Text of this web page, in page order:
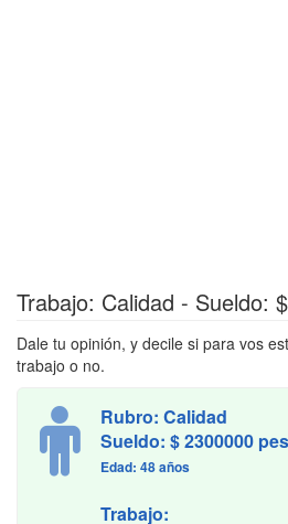
Trabajo: Calidad - Sueldo:
Dale tu opinión, y decile si para vos
trabajo o no.
Rubro: Calidad
Sueldo: $ 2300000
Edad: 48 años
Trabajo: